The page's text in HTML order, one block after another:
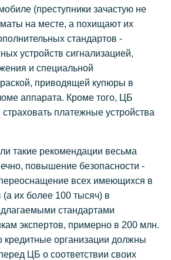
(преступники зачастую не
на месте, а похищают их
стандартов -
устройств сигнализацией,
и специальной
приводящей купюры в
аппарата. Кроме того, ЦБ
платежные устройства
такие рекомендации весьма
повышение безопасности -
всех имеющихся в
(а их более 100 тысяч) в
стандартами
экспертов, примерно в 200 млн.
кредитные организации должны
ЦБ о соответствии своих